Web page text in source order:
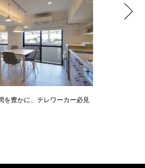
を豊かに、テレワーカー必見